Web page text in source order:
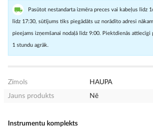
Pasūtot nestandarta izmēra preces vai kabeļus līdz
līdz 17:30, sūtījums tiks piegādāts uz norādīto adresi
pieejams izņemšanai nodaļā līdz 9:00. Piektdienās attiecīgi
1 stundu agrāk.
Zīmols
HAUPA
Jauns produkts
Nē
Instrumentu komplekts